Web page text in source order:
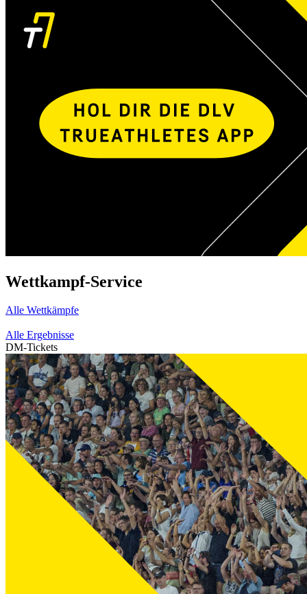
Wettkampf-Service
Alle Wettkämpfe
Alle Ergebnisse
DM-Tickets